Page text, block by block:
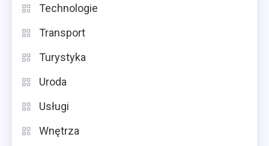
Technologie
Transport
Turystyka
Uroda
Usługi
Wnętrza